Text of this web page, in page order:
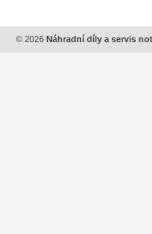
© 2026 Náhradní díly a servis